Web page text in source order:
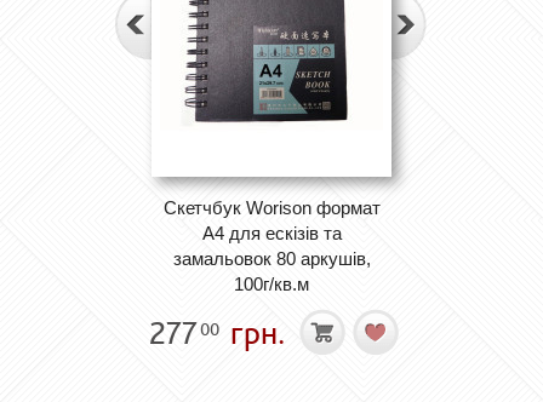
Скетчбук Worison формат
А4 для ескізів та
замальовок 80 аркушів,
100г/кв.м
27700 грн.